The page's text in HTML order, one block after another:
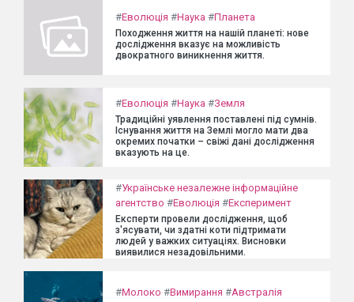
#Еволюція #Наука #Планета
Походження життя на нашій планеті: нове
дослідження вказує на можливість
двократного виникнення життя.
#Еволюція #Наука #Земля
Традиційні уявлення поставлені під сумнів.
Існування життя на Землі могло мати два
окремих початки – свіжі дані дослідження
вказують на це.
#Українське незалежне інформаційне
агентство #Еволюція #Експеримент
Експерти провели дослідження, щоб
з'ясувати, чи здатні коти підтримати
людей у важких ситуаціях. Висновки
виявилися незадовільними.
#Молоко #Вимирання #Австралія